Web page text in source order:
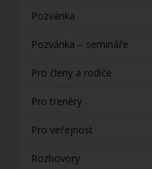
Pozvánka
Pozvánka – semináře
Pro členy a rodiče
Pro trenéry
Pro veřejnost
Rozhovory